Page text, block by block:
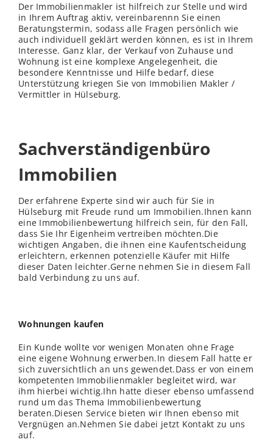
Der Immobilienmakler ist hilfreich zur Stelle und wird
in Ihrem Auftrag aktiv, vereinbarennn Sie einen
Beratungstermin, sodass alle Fragen persönlich wie
auch individuell geklärt werden können, es ist in Ihrem
Interesse. Ganz klar, der Verkauf von Zuhause und
Wohnung ist eine komplexe Angelegenheit, die
besondere Kenntnisse und Hilfe bedarf, diese
Unterstützung kriegen Sie von Immobilien Makler /
Vermittler in Hülseburg.
Sachverständigenbüro
Immobilien
Der erfahrene Experte sind wir auch für Sie in
Hülseburg mit Freude rund um Immobilien.Ihnen kann
eine Immobilienbewertung hilfreich sein, für den Fall,
dass Sie Ihr Eigenheim vertreiben möchten.Die
wichtigen Angaben, die ihnen eine Kaufentscheidung
erleichtern, erkennen potenzielle Käufer mit Hilfe
dieser Daten leichter.Gerne nehmen Sie in diesem Fall
bald Verbindung zu uns auf.
Wohnungen kaufen
Ein Kunde wollte vor wenigen Monaten ohne Frage
eine eigene Wohnung erwerben.In diesem Fall hatte er
sich zuversichtlich an uns gewendet.Dass er von einem
kompetenten Immobilienmakler begleitet wird, war
ihm hierbei wichtig.Ihn hatte dieser ebenso umfassend
rund um das Thema Immobilienbewertung
beraten.Diesen Service bieten wir Ihnen ebenso mit
Vergnügen an.Nehmen Sie dabei jetzt Kontakt zu uns
auf.